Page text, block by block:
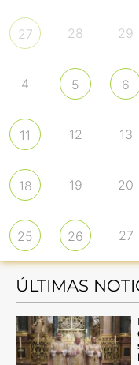
27 28 29
4 5 6
11 12 13
18 19 20
25 26 27
ÚLTIMAS